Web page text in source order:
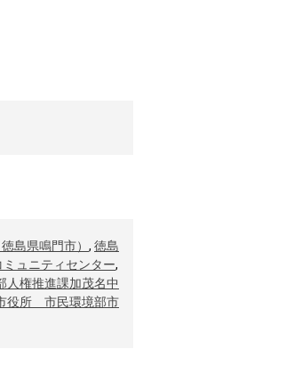
島県鳴門市） , 徳島
ュニティセンター,
権推進課加茂名中
役所 市民環境部市